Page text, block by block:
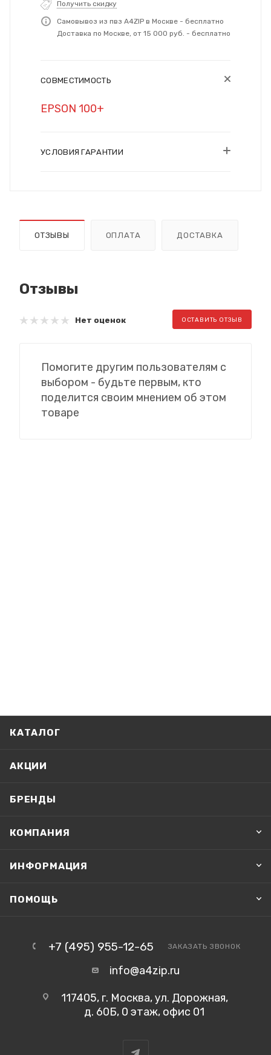
Получить скидку
Самовывоз из пвз A4ZIP в Москве - бесплатно
Доставка по Москве, от 15 000 руб. - бесплатно
СОВМЕСТИМОСТЬ
EPSON 100+
УСЛОВИЯ ГАРАНТИИ
ОТЗЫВЫ ОПЛАТА ДОСТАВКА
Отзывы
Нет оценок ОСТАВИТЬ ОТЗЫВ
Помогите другим пользователям с
выбором - будьте первым, кто
поделится своим мнением об этом
товаре
КАТАЛОГ
АКЦИИ
БРЕНДЫ
КОМПАНИЯ
ИНФОРМАЦИЯ
ПОМОЩЬ
+7 (495) 955-12-65 ЗАКАЗАТЬ ЗВОНОК
info@a4zip.ru
117405, г. Москва, ул. Дорожная,
д. 60Б, 0 этаж, офис 01